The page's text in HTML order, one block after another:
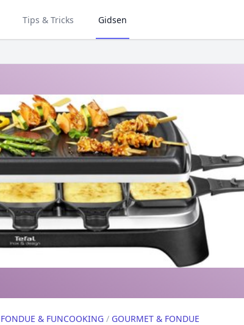
Tips & Tricks Gidsen
& FUNCOOKING / GOURMET & FONDUE